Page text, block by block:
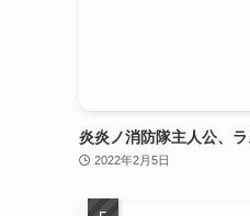
炎炎ノ消防隊主人公、
2022年2月5日